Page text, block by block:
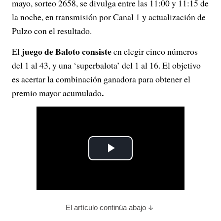
mayo, sorteo 2658, se divulga entre las 11:00 y 11:15 de
la noche, en transmisión por Canal 1 y actualización de
Pulzo con el resultado.
El juego de Baloto consisteen elegir cinco números
del 1 al 43, y una ‘superbalota’ del 1 al 16. El objetivo
es acertar la combinación ganadora para obtener el
premio mayor acumulado.
P
a
El artículo continúa abajo